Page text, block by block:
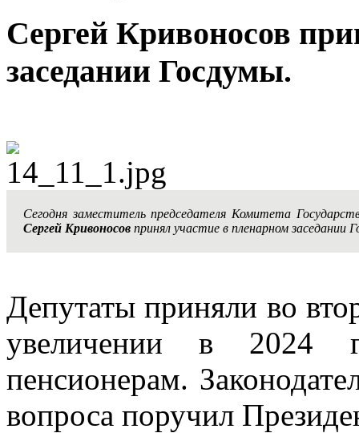
Сергей Кривоносов
заседании Госдумы.
Сегодня заместитель председателя Комитета
Сергей Кривоносов принял участие в пленарном заседании
Депутаты приняли во
увеличении в 2024
пенсионерам.
вопроса поручил